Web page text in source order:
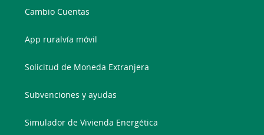
Cambio Cuentas
App ruralvía móvil
Solicitud de Moneda Extranjera
Subvenciones y ayudas
Simulador de Vivienda Energética